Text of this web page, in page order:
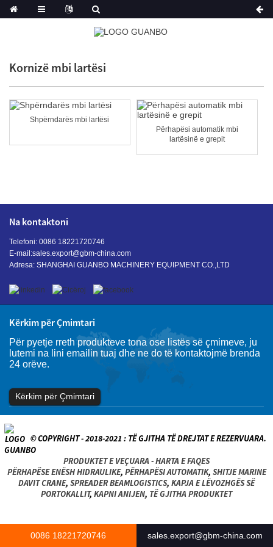
Kornizë mbi lartësi
Shpërndarës mbi lartësi
Përhapësi automatik mbi
lartësinë e grepit
Na kontaktoni
Telefoni: 0086 18221720746
E-mail:sales.export@gbm-china.com
Adresa: SHANGHAI GUANBO MACHINERY EQUIPMENT CO.,LTD
Kërkim për Çmimtari
Për pyetje rreth produkteve tona ose listës së çmimeve, ju
lutemi na lini emailin tuaj dhe ne do të kontaktojmë brenda
24 orëve.
Kërkim për Çmimtari
© COPYRIGHT - 2018-2021 : TË GJITHA TË DREJTAT E REZERVUARA.
PRODUKTET E VEÇUARA -HARTA E FAQES
PËRHAPËSE ENËSH HIDRAULIKE, PËRHAPËSI AUTOMATIK, SHITJE MARINE
DAVIT CRANE, SPREADER BEAMLOGISTICS, KAPJA E LËVOZHGËS SË
PORTOKALLIT, KAPNI ANIJEN, TË GJITHA PRODUKTET
0086 18221720746 sales.export@gbm-china.com